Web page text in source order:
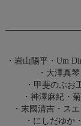
・ 岩山陽平・ Um
・ 大澤真琴
・ 甲斐のぶお
・ 神澤麻紀・
・ 末國清吉 ・ ス
・ にしだゆか ・